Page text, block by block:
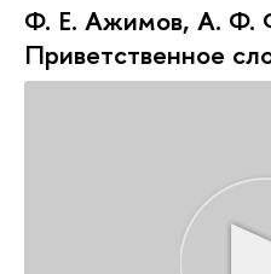
Ф. Е. Ажимов, А. Ф.
Приветственное